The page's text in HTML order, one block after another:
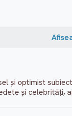
și optimist
și celebrități,